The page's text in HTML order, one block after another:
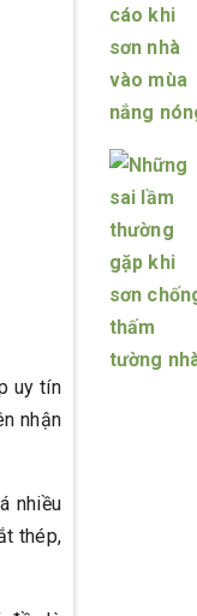
uy tín
nhận
nhiều
thép,